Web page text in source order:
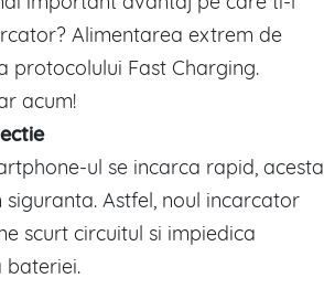
Alimentarea extrem de
protocolului Fast Charging.
acum!
ul se incarca rapid, acesta
siguranta. Astfel, noul incarcator
scurt circuitul si impiedica
bateriei.